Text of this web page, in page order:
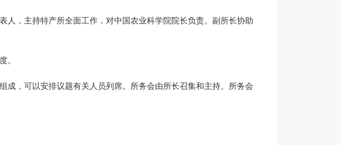
人，主持特产所全面工作，对中国农业科学院院长负责。副所长协助
。
成，可以安排议题有关人员列席。所务会由所长召集和主持。所务会